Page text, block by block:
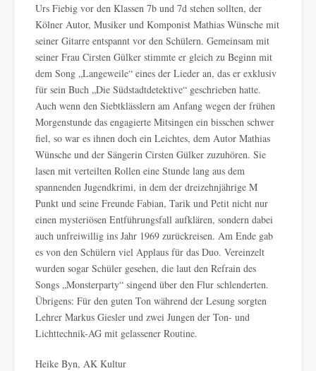
Urs Fiebig vor den Klassen 7b und 7d stehen sollten, der
Kölner Autor, Musiker und Komponist Mathias Wünsche mit
seiner Gitarre entspannt vor den Schülern. Gemeinsam mit
seiner Frau Cirsten Gülker stimmte er gleich zu Beginn mit
dem Song „Langeweile“ eines der Lieder an, das er exklusiv
für sein Buch „Die Südstadtdetektive“ geschrieben hatte.
Auch wenn den Siebtklässlern am Anfang wegen der frühen
Morgenstunde das engagierte Mitsingen ein bisschen schwer
fiel, so war es ihnen doch ein Leichtes, dem Autor Mathias
Wünsche und der Sängerin Cirsten Gülker zuzuhören. Sie
lasen mit verteilten Rollen eine Stunde lang aus dem
spannenden Jugendkrimi, in dem der dreizehnjährige M
Punkt und seine Freunde Fabian, Tarik und Petit nicht nur
einen mysteriösen Entführungsfall aufklären, sondern dabei
auch unfreiwillig ins Jahr 1969 zurückreisen. Am Ende gab
es von den Schülern viel Applaus für das Duo. Vereinzelt
wurden sogar Schüler gesehen, die laut den Refrain des
Songs „Monsterparty“ singend über den Flur schlenderten.
Übrigens: Für den guten Ton während der Lesung sorgten
Lehrer Markus Giesler und zwei Jungen der Ton- und
Lichttechnik-AG mit gelassener Routine.
Heike Byn, AK Kultur